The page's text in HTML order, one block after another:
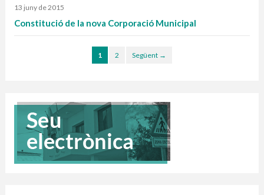
13 juny de 2015
Constitució de la nova Corporació Municipal
1 2 Següent →